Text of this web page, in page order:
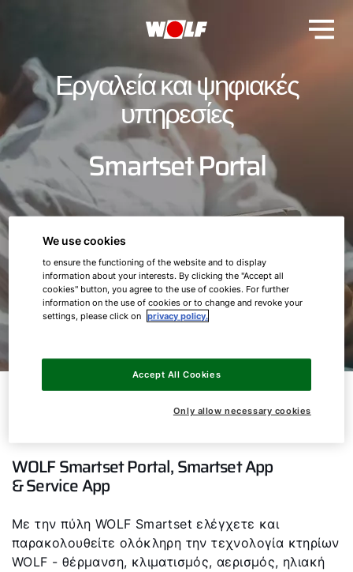
Εργαλεία και ψηφιακές
υπηρεσίες
Smartset Portal
Εύκολος έλεγχος της τεχνολογίας
WOLF Smartset Portal, Smartset App
& Service App
Με την πύλη WOLF Smartset ελέγχετε και
παρακολουθείτε ολόκληρη την τεχνολογία κτηρίων
WOLF - θέρμανση, κλιματισμός, αερισμός, ηλιακή
We use cookies
to ensure the functioning of the website and to display
information about your interests. By clicking the "Accept all
cookies" button, you agree to the use of cookies. For further
information on the use of cookies or to change and revoke your
settings, please click on privacy policy.
Only allow necessary cookies
Accept All Cookies